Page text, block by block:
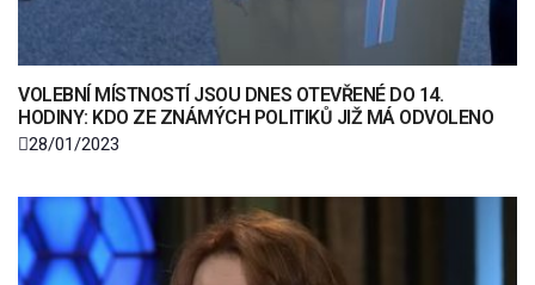
VOLEBNÍ MÍSTNOSTÍ JSOU DNES OTEVŘENÉ DO 14.
HODINY: KDO ZE ZNÁMÝCH POLITIKŮ JIŽ MÁ ODVOLENO
28/01/2023